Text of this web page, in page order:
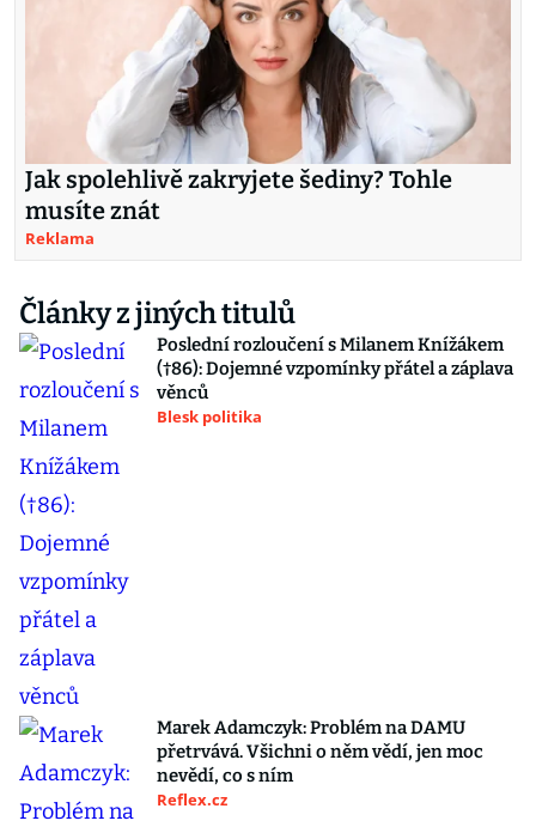
Jak spolehlivě zakryjete šediny? Tohle
musíte znát
Reklama
Články z jiných titulů
Poslední rozloučení s Milanem Knížákem
(†86): Dojemné vzpomínky přátel a záplava
věnců
Blesk politika
Marek Adamczyk: Problém na DAMU
přetrvává. Všichni o něm vědí, jen moc
nevědí, co s ním
Reflex.cz